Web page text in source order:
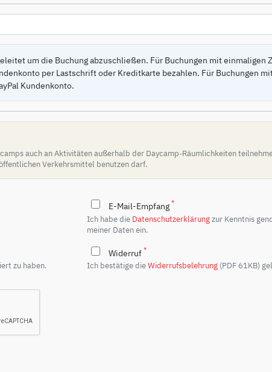
um die Buchung abzuschließen. Für Buchungen mit einmaligen
per Lastschrift oder Kreditkarte bezahlen. Für Buchungen
Kundenkonto.
auch an Aktivitäten außerhalb der Daycamp-Räumlichkeiten
Verkehrsmittel benutzen darf.
E-Mail-Empfang *
Ich habe die Datenschutzerklärungzur Kenntnis
meiner Daten ein.
zu haben.
Widerruf *
Ich bestätige dieWiderrufsbelehrung (PDF 61KB)